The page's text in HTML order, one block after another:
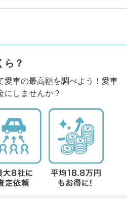
ら？
愛車の最高額を調べよう！愛車
にしませんか？